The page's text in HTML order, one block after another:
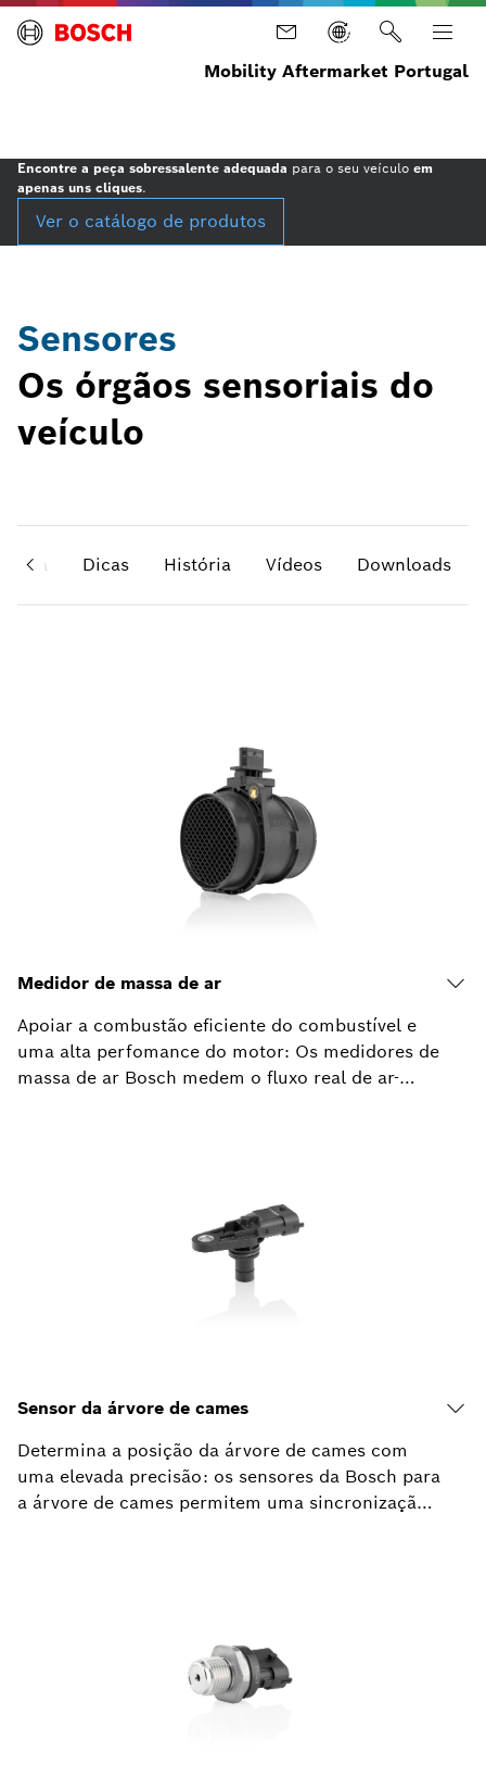
Mobility Aftermarket Portugal
Encontre a peça sobressalente adequada para o seu veículo em
apenas uns cliques.
Ver o catálogo de produtos
Sensores
Os órgãos sensoriais do
veículo
Dicas História Vídeos Downloads